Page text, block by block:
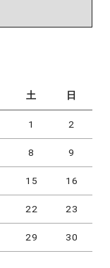
土 日
1 2
8 9
15 16
22 23
29 30